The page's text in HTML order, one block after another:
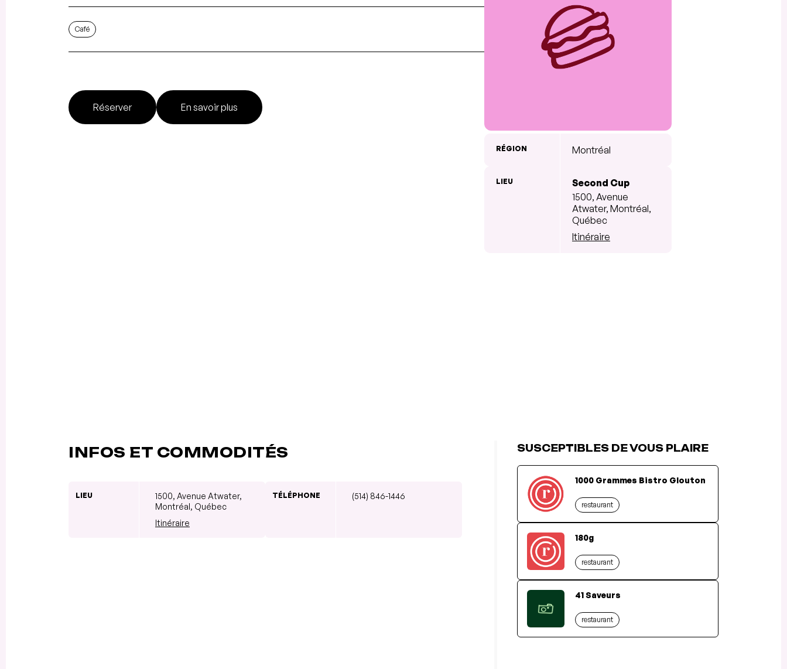
Café
Réserver En savoir plus
RÉGION Montréal
LIEU
Second Cup
1500, Avenue
Atwater, Montréal,
Québec
Itinéraire
INFOS ET COMMODITÉS
LIEU
1500, Avenue Atwater,
Montréal, Québec
Itinéraire
TÉLÉPHONE (514) 846-1446
SUSCEPTIBLES DE VOUS PLAIRE
1000 Grammes Bistro Glouton
restaurant
180g
restaurant
41 Saveurs
restaurant